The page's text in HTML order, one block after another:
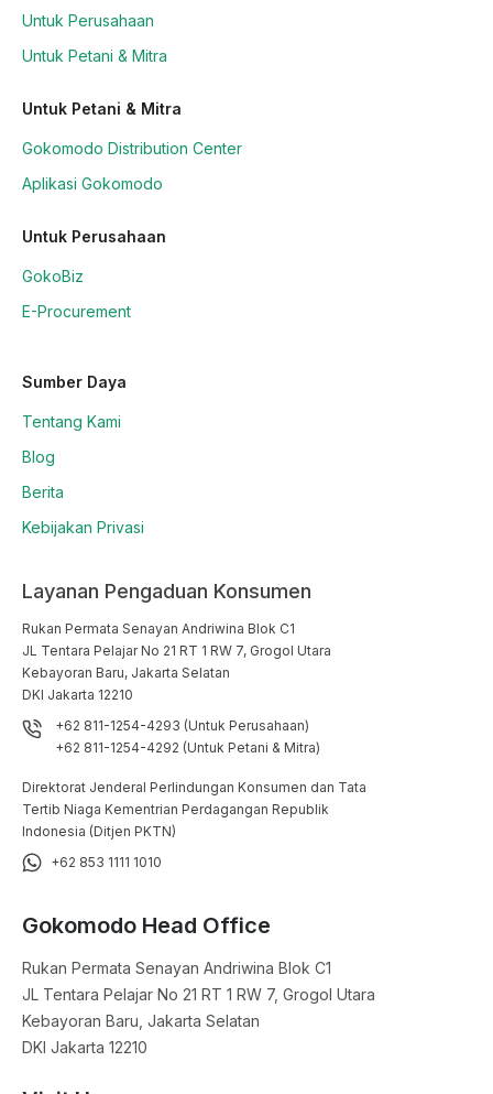
Untuk Perusahaan
Untuk Petani & Mitra
Untuk Petani & Mitra
Gokomodo Distribution Center
Aplikasi Gokomodo
Untuk Perusahaan
GokoBiz
E-Procurement
Sumber Daya
Tentang Kami
Blog
Berita
Kebijakan Privasi
Layanan Pengaduan Konsumen
Rukan Permata Senayan Andriwina Blok C1
JL Tentara Pelajar No 21 RT 1 RW 7, Grogol Utara
Kebayoran Baru, Jakarta Selatan
DKI Jakarta 12210
+62 811-1254-4293 (Untuk Perusahaan)
+62 811-1254-4292 (Untuk Petani & Mitra)
Direktorat Jenderal Perlindungan Konsumen dan Tata
Tertib Niaga Kementrian Perdagangan Republik
Indonesia (Ditjen PKTN)
+62 853 1111 1010
Gokomodo Head Office
Rukan Permata Senayan Andriwina Blok C1
JL Tentara Pelajar No 21 RT 1 RW 7, Grogol Utara
Kebayoran Baru, Jakarta Selatan
DKI Jakarta 12210